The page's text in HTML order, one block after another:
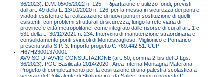
36/2023): D.M. 05/05/2022 n. 125 – Ripartizione e utilizzo fondi, previsti
dall’art. 49 della L. 13/10/2020 n. 126, per la messa in sicurezza dei ponti e
viadotti esistenti e la realizzazione di nuovi ponti in sostituzione di quelli
esistenti, con problemi strutturali di sicurezza, lungo la rete viaria di
province e città metropolitane, come integrato dalle risorse di cui all’art. 1 c.
531 della L. 30/12/2021 n. 234. Interventi di manutenzione straordinaria e
consolidamento ponti svincoli di Montescaglioso, Miglionico e Pomarico
presenti sulla S.P. 3. Importo progetto €. 769.442,51. CUP
H67H23001370001
AVVISO DI AVVIO CONSULTAZIONE (art. 50, comma 2-bis del D.Lgs.
36/2023): POC Basilicata 2014/2020 - Area Interna Montagna Materana-
Progetto di completamento per la costruzione di una palestra scolastica a
servizio del Polivalente di Stigliano in c.da Salice. Importo progetto €.